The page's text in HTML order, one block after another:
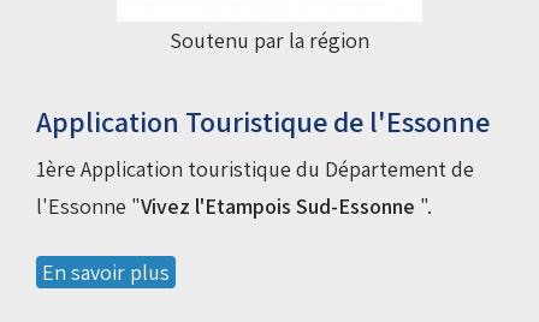
Soutenu par la région
Application Touristique de l'Essonne
l'Essonne "Vivez l'Etampois Sud-Essonne